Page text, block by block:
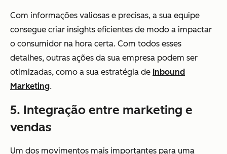
Com informações valiosas e precisas, a sua equipe
consegue criar insights eficientes de modo a impactar
o consumidor na hora certa. Com todos esses
detalhes, outras ações da sua empresa podem ser
otimizadas, como a sua estratégia de Inbound
Marketing.
5. Integração entre marketing e
vendas
Um dos movimentos mais importantes para uma